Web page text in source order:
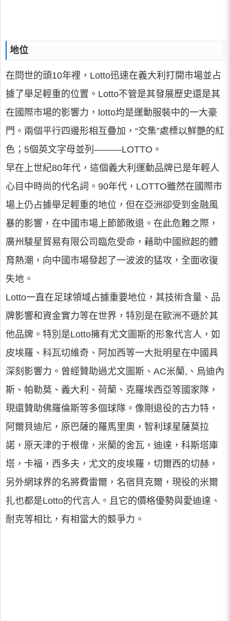
地位
在問世的頭10年裡，Lotto迅速在義大利打開市場並占
據了舉足輕重的位置。Lotto不管是其發展歷史還是其
在國際市場的影響力，lotto均是運動服裝中的一大豪
門。兩個平行四邊形相互疊加，“交集”處標以鮮艷的紅
色；5個英文字母並列———LOTTO。
早在上世紀80年代，這個義大利運動品牌已是年輕人
心目中時尚的代名詞。90年代，LOTTO雖然在國際市
場上仍占據舉足輕重的地位，但在亞洲卻受到金融風
暴的影響，在中國市場上節節敗退。在此危難之際，
廣州駿星貿易有限公司臨危受命，藉助中國掀起的體
育熱潮，向中國市場發起了一波波的猛攻，全面收復
失地。
Lotto一直在足球領域占據重要地位，其技術含量、品
牌影響和資金實力等在世界，特別是在歐洲不遜於其
他品牌。特別是Lotto擁有尤文圖斯的形象代言人，如
皮埃羅、科瓦切維奇、阿加西等一大批明星在中國具
深刻影響力。曾經贊助過尤文圖斯、AC米蘭,、烏迪內
斯、帕勒莫、義大利、荷蘭、克羅埃西亞等國家隊，
現還贊助佛羅倫斯等多個球隊。像剛退役的古力特，
阿爾貝迪尼，原巴薩的羅馬里奧，智利球星薩莫拉
諾，原天津的于根偉，米蘭的舍瓦，迪達，科斯塔庫
塔，卡福，西多夫，尤文的皮埃羅，切爾西的切赫，
另外網球界的名將費雷爾，名宿貝克爾，現役的米爾
扎也都是Lotto的代言人。且它的價格優勢與愛迪達、
耐克等相比，有相當大的競爭力。